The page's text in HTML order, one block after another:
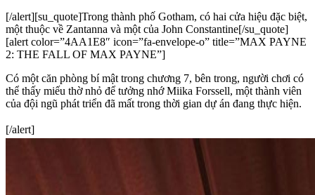
[/alert][su_quote]Trong thành phố Gotham, có hai cửa hiệu đặc biệt,
một thuộc về Zantanna và một của John Constantine[/su_quote]
[alert color=”4AA1E8″ icon=”fa-envelope-o” title=”MAX PAYNE
2: THE FALL OF MAX PAYNE”]
Có một căn phòng bí mật trong chương 7, bên trong, người chơi có
thể thấy miếu thờ nhỏ để tưởng nhớ Miika Forssell, một thành viên
của đội ngũ phát triển đã mất trong thời gian dự án đang thực hiện.
[/alert]